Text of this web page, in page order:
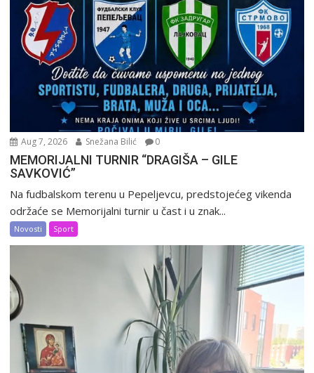
Aug 7, 2026 Snežana Bilić 0
MEMORIJALNI TURNIR “DRAGIŠA – GILE
SAVKOVIĆ”
Na fudbalskom terenu u Pepeljevcu, predstojećeg vikenda
održaće se Memorijalni turnir u čast i u znak...
Novosti Sport